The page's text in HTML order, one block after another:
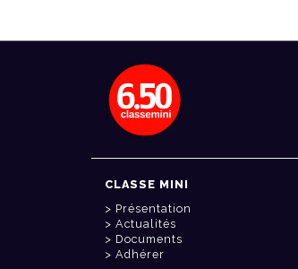
CLASSE MINI
Présentation
Actualités
Documents
Adhérer